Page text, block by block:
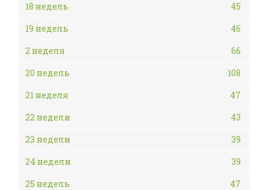
18 недель
45
19 недель
46
2 неделя
66
20 недель
108
21 неделя
47
22 недели
43
23 недели
39
24 недели
39
25 недель
47